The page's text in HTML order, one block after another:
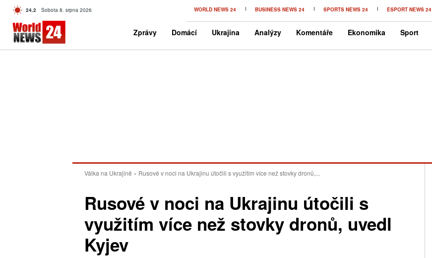
24.2 C Czech
Sobota 8. srpna 2026 WORLD NEWS 24 BUSINESS NEWS 24 SPORTS NEWS 24 ESPORT NEWS 24
Zprávy Domácí Ukrajina Analýzy Komentáře Ekonomika Sport
Válka na Ukrajině Rusové v noci na Ukrajinu útočili s využitím více než stovky dronů,...
Rusové v noci na Ukrajinu útočili s
využitím více než stovky dronů, uvedl
Kyjev